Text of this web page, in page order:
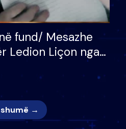
fund/ Mesazhe
Ledion Liçon nga
e tij, moderatori
Nuk meritoj…
→